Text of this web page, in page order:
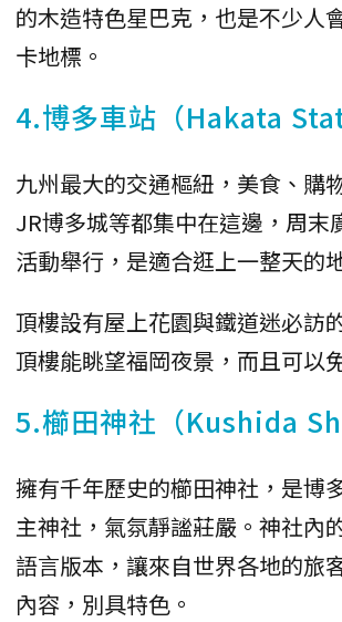
的木造特色星巴克，也是不少人
卡地標。
4.博多車站（Hakata
九州最大的交通樞紐，美食、購
JR博多城等都集中在這邊，周末
活動舉行，是適合逛上一整天的
頂樓設有屋上花園與鐵道迷必訪
頂樓能眺望福岡夜景，而且可以
5.櫛田神社（Kushida
擁有千年歷史的櫛田神社，是博
主神社，氣氛靜謐莊嚴。神社內
語言版本，讓來自世界各地的旅
內容，別具特色。